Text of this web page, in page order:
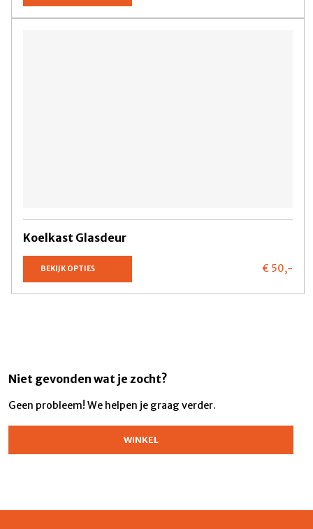
Koelkast Glasdeur
BEKIJK OPTIES € 50,-
Niet gevonden wat je zocht?
Geen probleem! We helpen je graag verder.
WINKEL